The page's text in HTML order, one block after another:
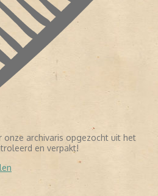
archivaris opgezocht uit het
en verpakt!
VERDER